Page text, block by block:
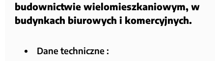
budownictwie wielomieszkaniowym, w
budynkach biurowych i komercyjnych.
Dane techniczne :